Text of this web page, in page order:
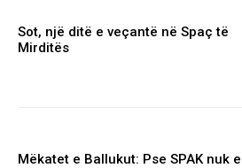
Sot, një ditë e veçantë në Spaç të
Mirditës
Mëkatet e Ballukut: Pse SPAK nuk e